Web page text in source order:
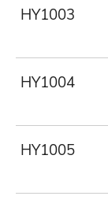
HY1003
HY1004
HY1005